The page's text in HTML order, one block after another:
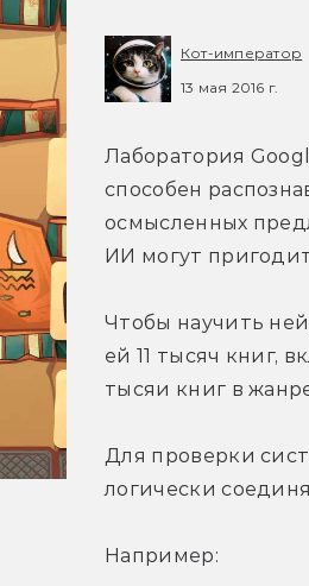
Кот-император
13 мая 2016 г.
Лаборатория
способен
осмысленных
ИИ могут
Чтобы научить
ей 11 тысяч книг,
тысяи книг в
Для проверки
логически
Например: